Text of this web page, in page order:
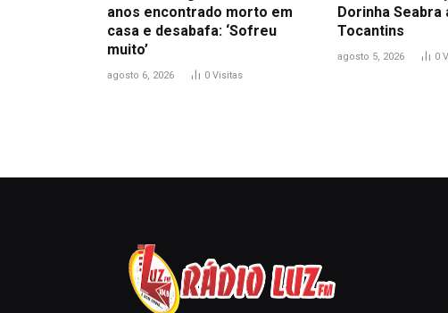
anos encontrado morto em
casa e desabafa: ‘Sofreu
muito’
agosto 6, 2026 0 Visitas
Dorinha
Tocantins
agosto 5, 2026 0